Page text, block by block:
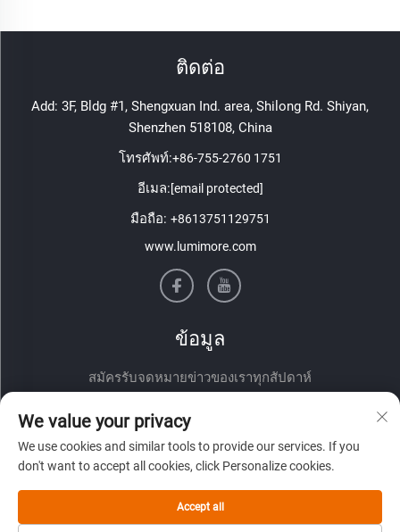
ติดต่อ
Add: 3F, Bldg #1, Shengxuan Ind. area, Shilong Rd. Shiyan,
Shenzhen 518108, China
โทรศัพท์:+86-755-2760 1751
อีเมล:[email protected]
มือถือ: +8613751129751
www.lumimore.com
ข้อมูล
สมัครรับจดหมายข่าวของเราทุกสัปดาห์
ส่ง
We value your privacy
We use cookies and similar tools to provide our services. If you
don't want to accept all cookies, click Personalize cookies.
Accept all